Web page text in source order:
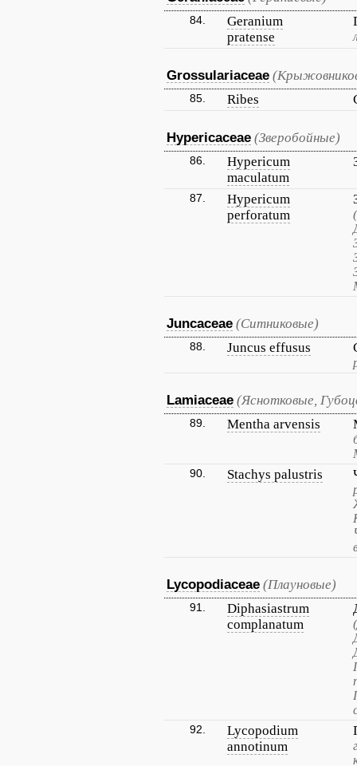
84.
Geranium
pratense
Grossulariaceae
85. Ribes
Hypericaceae (Зверобойные)
86.
Hypericum
maculatum
87.
Hypericum
perforatum
Juncaceae (Ситниковые)
88. Juncus effusus
Lamiaceae (Яснотковые,
89. Mentha arvensis
90. Stachys palustris
Lycopodiaceae (Плауновые)
91.
Diphasiastrum
complanatum
92.
Lycopodium
annotinum